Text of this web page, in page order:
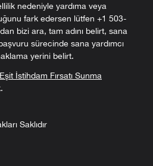
nedeniyle yardıma veya
fark edersen lütfen +1 503-
bizi ara, tam adını belirt, sana
sürecinde sana yardımcı
yerini belirt.
Eşit İstihdam Fırsatı Sunma
Saklıdır